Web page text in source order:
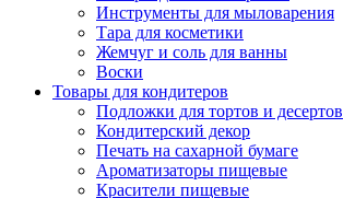
Инструменты для мыловарения
Тара для косметики
Жемчуг и соль для ванны
Воски
Товары для кондитеров
Подложки для тортов и десертов
Кондитерский декор
Печать на сахарной бумаге
Ароматизаторы пищевые
Красители пищевые